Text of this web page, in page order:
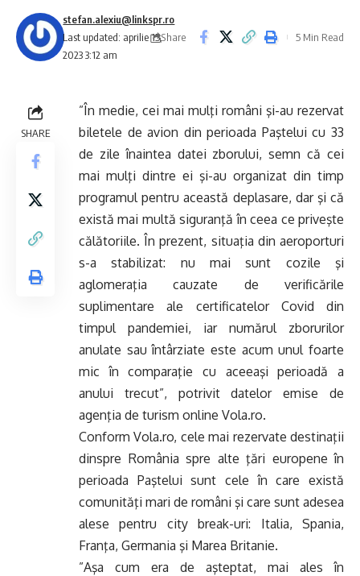
Last updated: aprilie 15,
2023 3:12 am
stefan.alexiu@linkspr.ro
Share
5 Min Read
SHARE
”În medie, cei mai mulţi români şi-au rezervat
biletele de avion din perioada Paştelui cu 33
de zile înaintea datei zborului, semn că cei
mai mulţi dintre ei şi-au organizat din timp
programul pentru această deplasare, dar şi că
există mai multă siguranţă în ceea ce priveşte
călătoriile. În prezent, situaţia din aeroporturi
s-a stabilizat: nu mai sunt cozile şi
aglomeraţia cauzate de verificările
suplimentare ale certificatelor Covid din
timpul pandemiei, iar numărul zborurilor
anulate sau întârziate este acum unul foarte
mic în comparaţie cu aceeaşi perioadă a
anului trecut”, potrivit datelor emise de
agenţia de turism online Vola.ro.
Conform Vola.ro, cele mai rezervate destinaţii
dinspre România spre alte ţări europene în
perioada Paştelui sunt cele în care există
comunităţi mari de români şi care sunt adesea
alese pentru city break-uri: Italia, Spania,
Franţa, Germania şi Marea Britanie.
”Aşa cum era de aşteptat, mai ales în